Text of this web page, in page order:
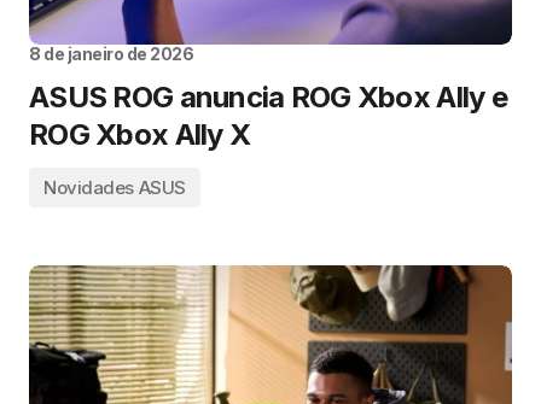
8 de janeiro de 2026
ASUS ROG anuncia ROG Xbox Ally e
ROG Xbox Ally X
Novidades ASUS